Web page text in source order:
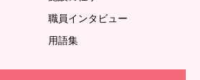
職員インタビュー
用語集